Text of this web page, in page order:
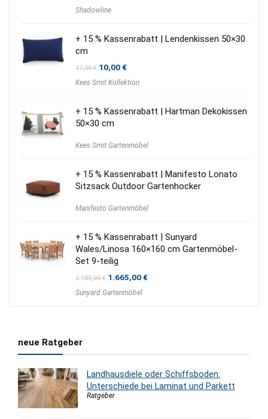
war:
Shadowline
+ 15 % Kassenrabatt | Lendenkissen 50×30
cm
17,00€ Ursprünglicher
war:
10,00€Aktueller
ist:
Kees Smit Kollektion
+ 15 % Kassenrabatt | Hartman Dekokissen
50×30 cm
Kees Smit Gartenmöbel
+ 15 % Kassenrabatt | Manifesto Lonato
Sitzsack Outdoor Gartenhocker
Manifesto Gartenmöbel
+ 15 % Kassenrabatt | Sunyard
Wales/Linosa 160×160 cm Gartenmöbel-
Set 9-teilig
2.180,00€ Ursprünglicher
war:
1.665,00€Aktueller
Sunyard Gartenmöbel
neue Ratgeber
Landhausdiele oder Schiffsboden:
Unterschiede bei Laminat und Parkett
Ratgeber